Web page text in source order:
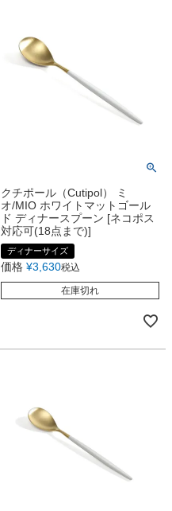
クチポール（Cutipol） ミ
オ/MIO ホワイトマットゴール
ド ディナースプーン [ネコポス
対応可(18点まで)]
ディナーサイズ
価格 ¥3,630税込
在庫切れ